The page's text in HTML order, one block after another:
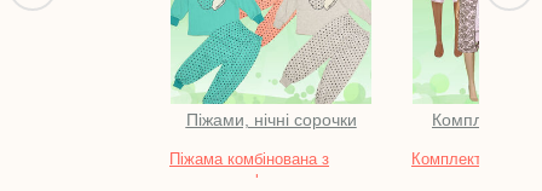
Піжами, нічні сорочки
Піжама комбінована з
малюнком,футер
Комплекти,
Комплект